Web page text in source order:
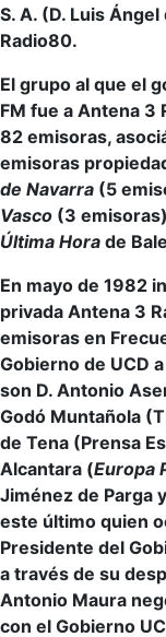
S. A. (D. Luis
Radio80.
El grupo al que el
FM fue a Antena 3
82 emisoras,
emisoras
de Navarra (5
Vasco (3 emisoras)
Última Hora de
En mayo de 1982
privada Antena 3
emisoras en
Gobierno de UCD
son D. Antonio
Godó Muntañola
de Tena (Prensa
Alcantara (Europa
Jiménez de Parga
este último quien
Presidente del
a través de su
Antonio Maura
con el Gobierno